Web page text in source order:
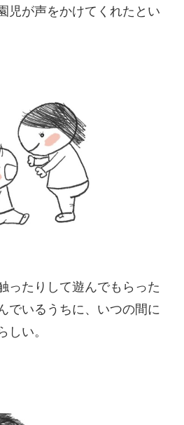
児が声をかけてくれたとい
ったりして遊んでもらった
でいるうちに、いつの間に
しい。